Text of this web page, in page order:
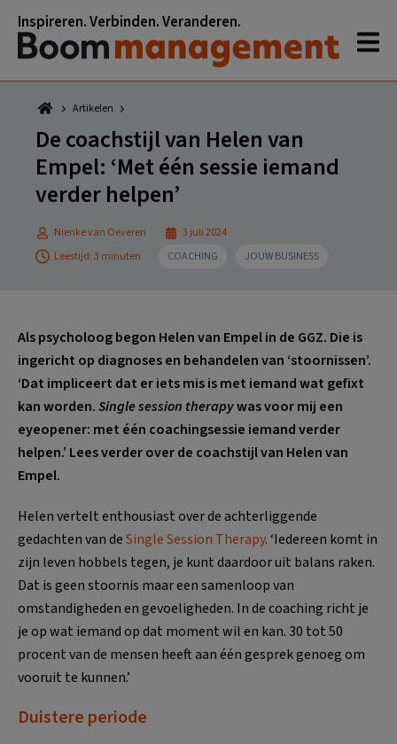
naar
hoofdnavigatie
naar
hoofd
inhoud
naar
eerste
sidebar
naar
voettekst
Inspireren. Verbinden. Veranderen.
Artikelen
De coachstijl van Helen van
Empel: ‘Met één sessie iemand
verder helpen’
Nienke van Oeveren
3 juli 2024
Leestijd: 3 minuten
COACHING JOUW BUSINESS
Als psycholoog begon Helen van Empel in de GGZ. Die is
ingericht op diagnoses en behandelen van ‘stoornissen’.
‘Dat impliceert dat er iets mis is met iemand wat gefixt
kan worden.Single session therapywas voor mij een
eyeopener: met één coachingsessie iemand verder
helpen.’ Lees verder over de coachstijl van Helen van
Empel.
Helen vertelt enthousiast over de achterliggende
gedachten van deSingle Session Therapy. ‘Iedereen komt in
zijn leven hobbels tegen, je kunt daardoor uit balans raken.
Dat is geen stoornis maar een samenloop van
omstandigheden en gevoeligheden. In de coaching richt je
je op wat iemand op dat moment wil en kan. 30 tot 50
procent van de mensen heeft aan één gesprek genoeg om
vooruit te kunnen.’
Duistere periode